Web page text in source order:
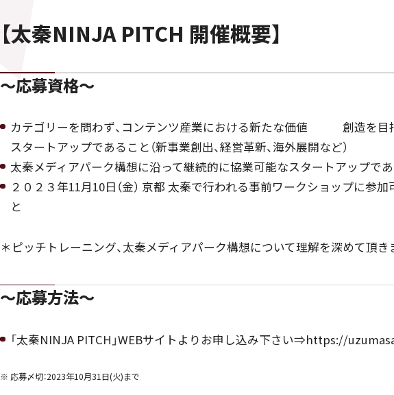
【太秦NINJA PITCH 開催概要】
～応募資格～
カテゴリーを問わず、コンテンツ産業における新たな価値 創造を目
スタートアップであること（新事業創出、経営革新、海外展開など）
太秦メディアパーク構想に沿って継続的に協業可能なスタートアップで
２０２３年11月10日（金） 京都 太秦で行われる事前ワークショップに参加
と
＊ピッチトレーニング、太秦メディアパーク構想について理解を深めて頂き
～応募方法～
「太秦NINJA PITCH」WEBサイトよりお申し込み下さい⇒https://
※ 応募〆切：2023年10月31日(火)まで